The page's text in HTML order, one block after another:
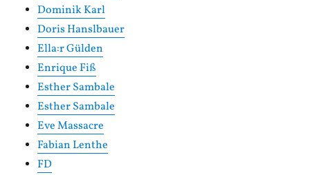
Dominik Karl
Doris Hanslbauer
Ella:r Gülden
Enrique Fiß
Esther Sambale
Esther Sambale
Eve Massacre
Fabian Lenthe
FD